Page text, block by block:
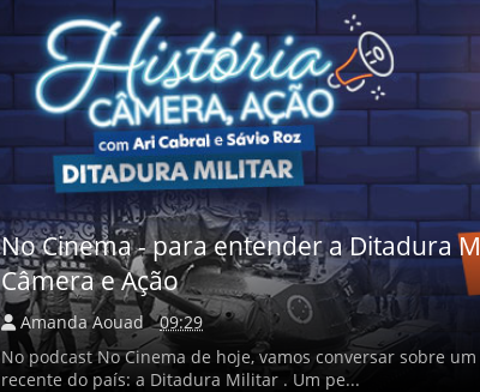
No Cinema - para entender a Ditadura
Câmera e Ação
Amanda Aouad
09:29
No podcast No Cinema de hoje, vamos conversar sobre
recente do país: a Ditadura Militar . Um pe...